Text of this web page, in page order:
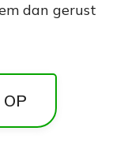
dan gerust